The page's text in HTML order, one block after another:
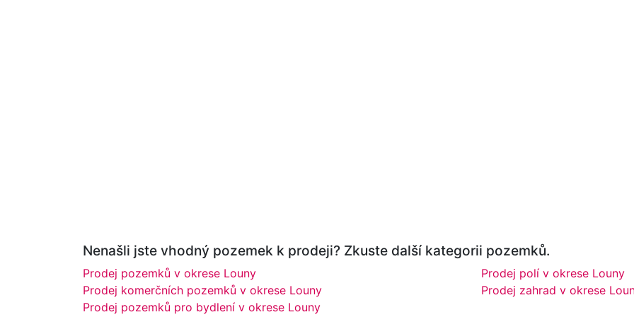
Nenašli jste vhodný pozemek k prodeji? Zkuste další kategorii pozemků.
Prodej pozemků v okrese Louny
Prodej komerčních pozemků v okrese Louny
Prodej pozemků pro bydlení v okrese Louny
Prodej polí v okrese Louny
Prodej zahrad v okrese